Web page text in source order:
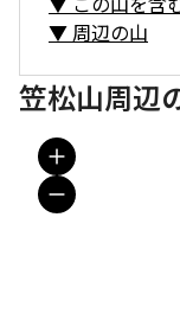
▼ 周辺の山
笠松山周辺